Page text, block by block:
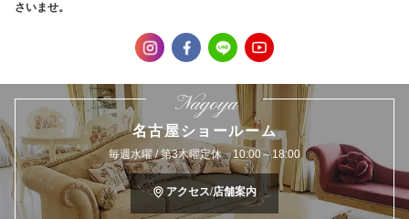
さいませ。
Nagoya
名古屋ショールーム
毎週水曜 / 第3木曜定休 10:00～18:00
アクセス/店舗案内